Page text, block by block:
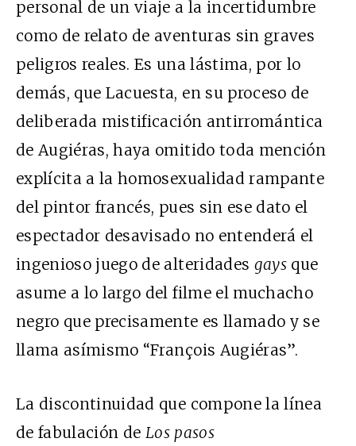
personal de un viaje a la incertidumbre
como de relato de aventuras sin graves
peligros reales. Es una lástima, por lo
demás, que Lacuesta, en su proceso de
deliberada mistificación antirromántica
de Augiéras, haya omitido toda mención
explícita a la homosexualidad rampante
del pintor francés, pues sin ese dato el
espectador desavisado no entenderá el
ingenioso juego de alteridades gaysque
asume a lo largo del filme el muchacho
negro que precisamente es llamado y se
llama asímismo “François Augiéras”.
La discontinuidad que compone la línea
de fabulación de Los pasos